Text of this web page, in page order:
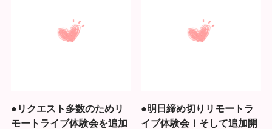
●リクエスト多数のためリ
モートライブ体験会を追加
●明日締め切りリモートラ
イブ体験会！そして追加開